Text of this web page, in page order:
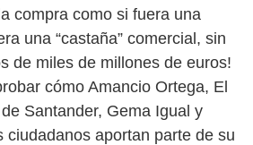
compra como si fuera una
una “castaña” comercial, sin
de miles de millones de euros!
cómo Amancio Ortega, El
Santander, Gema Igual y
ciudadanos aportan parte de su